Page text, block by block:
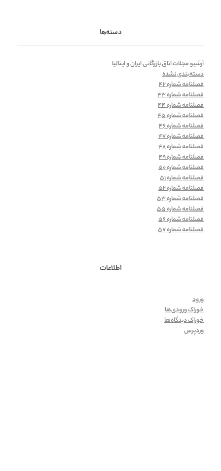
دسته‌ها
آرشیو مجلات اتاق بازرگانی ایران و ایتالیا
دسته‌بندی نشده
فصلنامه شماره 42
فصلنامه شماره 43
فصلنامه شماره 44
فصلنامه شماره 45
فصلنامه شماره 46
فصلنامه شماره 47
فصلنامه شماره 48
فصلنامه شماره 49
فصلنامه شماره 50
فصلنامه شماره 51
فصلنامه شماره 52
فصلنامه شماره 53
فصلنامه شماره 55
فصلنامه شماره 56
فصلنامه شماره 57
اطلاعات
ورود
خوراک ورودی‌ها
خوراک دیدگاه‌ها
وردپرس